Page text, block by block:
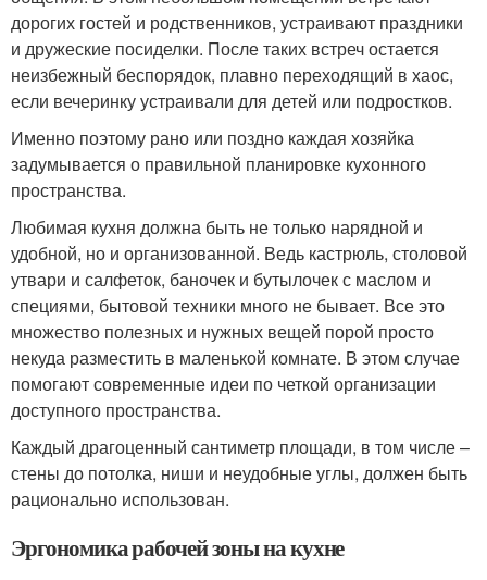
дорогих гостей и родственников, устраивают праздники
и дружеские посиделки. После таких встреч остается
неизбежный беспорядок, плавно переходящий в хаос,
если вечеринку устраивали для детей или подростков.
Именно поэтому рано или поздно каждая хозяйка
задумывается о правильной планировке кухонного
пространства.
Любимая кухня должна быть не только нарядной и
удобной, но и организованной. Ведь кастрюль, столовой
утвари и салфеток, баночек и бутылочек с маслом и
специями, бытовой техники много не бывает. Все это
множество полезных и нужных вещей порой просто
некуда разместить в маленькой комнате. В этом случае
помогают современные идеи по четкой организации
доступного пространства.
Каждый драгоценный сантиметр площади, в том числе –
стены до потолка, ниши и неудобные углы, должен быть
рационально использован.
Эргономика рабочей зоны на кухне